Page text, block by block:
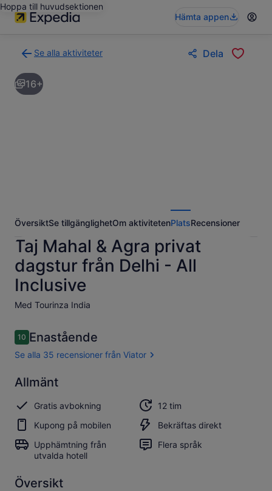
Hoppa till huvudsektionen
Hämta appen
Se alla aktiviteter
tillbaka
till
resultatsidan
Dela
16+
ÖversiktSe tillgänglighetOm aktivitetenPlatsRecensioner
Taj Mahal & Agra privat
dagstur från Delhi - All
Inclusive
Med Tourinza India
Recensioner
1010 av 10,
Enastående
Se alla 35 recensioner från Viator
10.010.0 av 10
Enastående
Se alla 35
recensioner
från Viator
Allmänt
Gratis avbokning
12 tim
Kupong på mobilen
Bekräftas direkt
Upphämtning från
utvalda hotell
Flera språk
Översikt